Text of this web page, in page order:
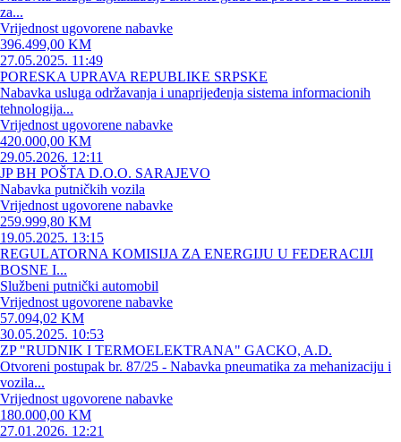
za...
Vrijednost ugovorene nabavke
396.499,00 KM
27.05.2025. 11:49
PORESKA UPRAVA REPUBLIKE SRPSKE
Nabavka usluga održavanja i unaprijeđenja sistema informacionih
tehnologija...
Vrijednost ugovorene nabavke
420.000,00 KM
29.05.2026. 12:11
JP BH POŠTA D.O.O. SARAJEVO
Nabavka putničkih vozila
Vrijednost ugovorene nabavke
259.999,80 KM
19.05.2025. 13:15
REGULATORNA KOMISIJA ZA ENERGIJU U FEDERACIJI
BOSNE I...
Službeni putnički automobil
Vrijednost ugovorene nabavke
57.094,02 KM
30.05.2025. 10:53
ZP "RUDNIK I TERMOELEKTRANA" GACKO, A.D.
Otvoreni postupak br. 87/25 - Nabavka pneumatika za mehanizaciju i
vozila...
Vrijednost ugovorene nabavke
180.000,00 KM
27.01.2026. 12:21